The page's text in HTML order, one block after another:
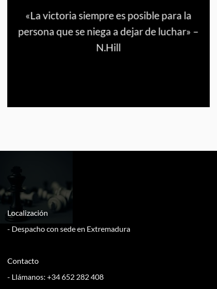
«La victoria siempre es posible para la
persona que se niega a dejar de luchar» –
N.Hill
Localización
- Despacho con sede en Extremadura
Contacto
- Llámanos: +34 652 282 408